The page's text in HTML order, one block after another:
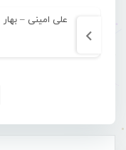
علی امینی – بهار